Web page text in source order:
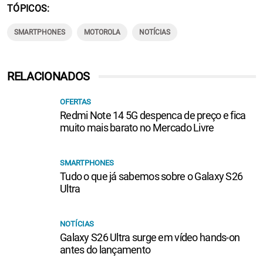
TÓPICOS
SMARTPHONES MOTOROLA NOTÍCIAS
RELACIONADOS
OFERTAS
Redmi Note 14 5G despenca de preço e fica
muito mais barato no Mercado Livre
SMARTPHONES
Tudo o que já sabemos sobre o Galaxy S26
Ultra
NOTÍCIAS
Galaxy S26 Ultra surge em vídeo hands-on
antes do lançamento